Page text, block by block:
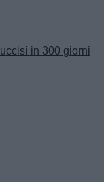
in 300 giorni